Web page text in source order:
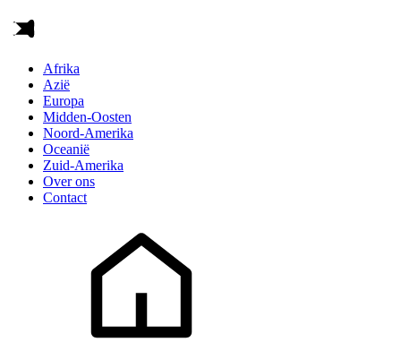
Afrika
Azië
Europa
Midden-Oosten
Noord-Amerika
Oceanië
Zuid-Amerika
Over ons
Contact